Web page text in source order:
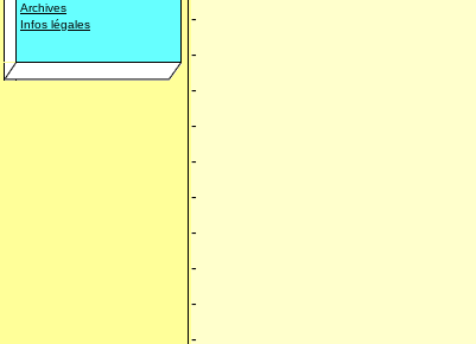
Archives
Infos légales
-
-
-
-
-
-
-
-
-
-